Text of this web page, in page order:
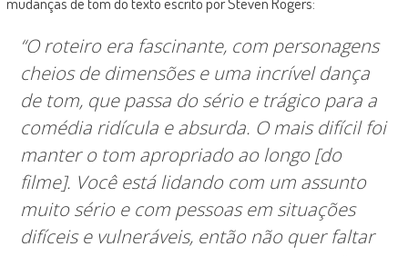
“O roteiro era fascinante, com personagens
cheios de dimensões e uma incrível dança
de tom, que passa do sério e trágico para a
comédia ridícula e absurda. O mais difícil foi
manter o tom apropriado ao longo [do
filme]. Você está lidando com um assunto
muito sério e com pessoas em situações
difíceis e vulneráveis, então não quer faltar